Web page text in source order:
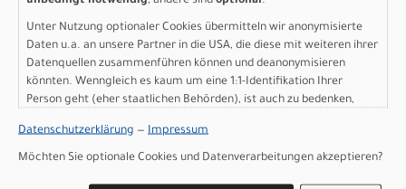
Modelljahr 2026
Jetzt anfragen & Probe fahren - sofort im Laden
verfügbar!
Art.Nr. 4256370001006
Größe: S
Farbe: black
Grossartikel)
Unter Nutzung optionaler Cookies übermitteln wir anonymisierte
Daten u.a. an unsere Partner in die USA, die diese mit weiteren ihrer
Datenquellen zusammenführen können und deanonymisieren
könnten. Wenngleich es kaum um eine 1:1-Identifikation Ihrer
Person geht (eher staatlichen Behörden), ist auch zu bedenken,
sind wie bei uns in der Europäischen Union.
Datenschutzerklärung — Impressum
Möchten Sie optionale Cookies und Datenverarbeitungen akzeptieren?